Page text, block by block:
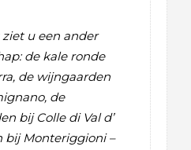
u een ander
de kale ronde
de wijngaarden
de
bij Colle di Val d’
bij Monteriggioni –